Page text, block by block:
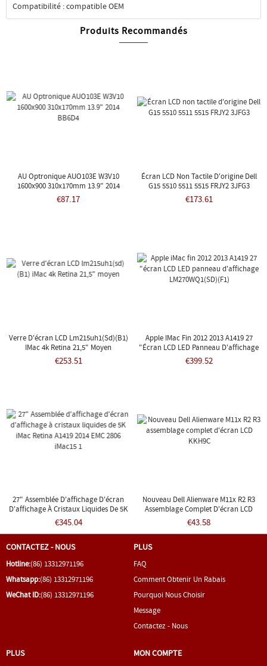
Compatibilité : compatible OEM
Produits Recommandés
AU Optronique AUO103E W3V10
1600x900 310x170mm 13.9" 2014
BB6D4
€87.17
Écran LCD Non Tactile D'origine Dell
G15 5510 5511 5515 FRJY2 3JFG3
€173.61
Verre D'écran LCD Lm215uh1(sd)(B1)
IMac 4k Retina 21,5" Moyen
€253.51
Apple IMac Fin 2012 2013 A1419 27
"écran LCD LED Panneau D'affichage
LM270WQ1(SD)(F1)
€399.52
27" Assemblée D'affichage D'écran
D'affichage À Cristaux Liquides De 5K
IMac Retina A1419 2014 EMC 2806
IMac15 1
€345.04
Nouveau Dell Alienware M11x R2 R3
Assemblage Complet D'écran LCD
KKH9C
€43.58
CONTACTEZ - NOUS
Hotline:(86) 13312971196
Whatsapp:(86) 13312971196
WeChat ID:(86) 13312971196
PLUS
FAQ
Comment Obtenir Un Rabais
Pourquoi Nous Choisir
Message
Contactez - Nous
PLUS MON COMPTE